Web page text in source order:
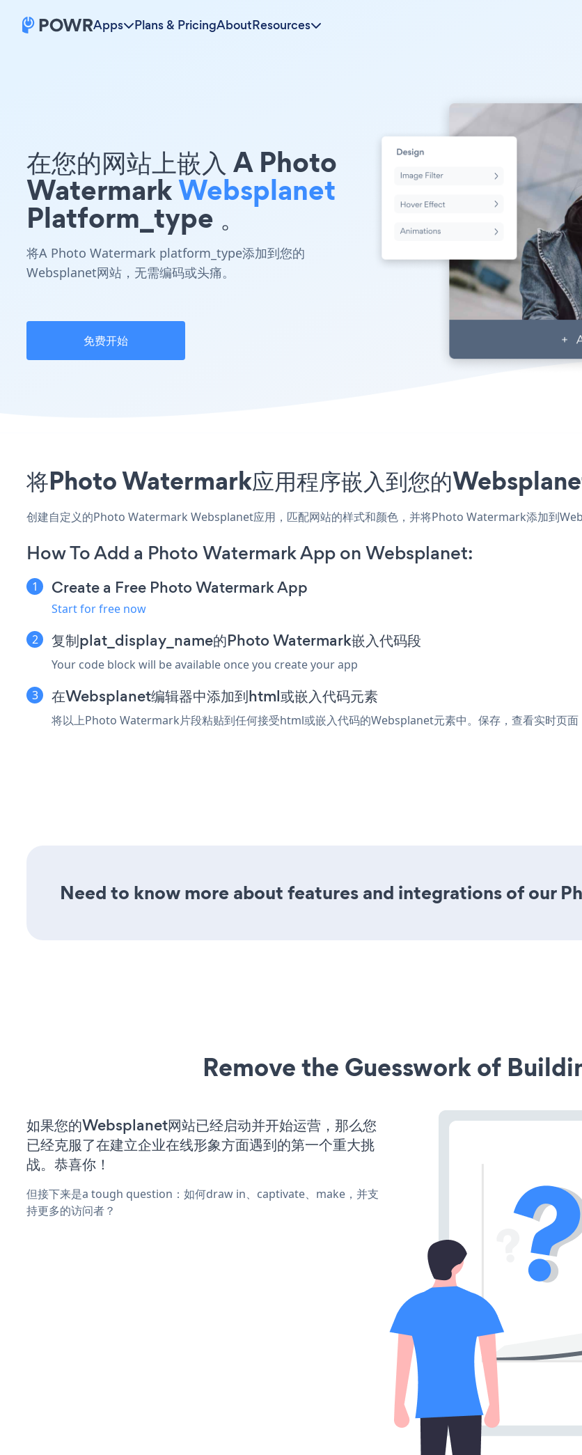
Apps Plans & PricingAboutResources
在您的网站上嵌入 A Photo
WatermarkWebsplanet
Platform_type 。
将A Photo Watermark platform_type添加到您的
Websplanet网站，无需编码或头痛。
免费开始
将Photo Watermark应用程序嵌入到您的
创建自定义的Photo Watermark Websplanet应用，匹配网站的样式和颜色，并将Photo Watermark添加到
How To Add a Photo Watermark App on Websplanet:
Create a Free Photo Watermark App
Start for free now
复制plat_display_name的Photo Watermark嵌入代码段
Your code block will be available once you create your app
在Websplanet编辑器中添加到html或嵌入代码元素
将以上Photo Watermark片段粘贴到任何接受html或嵌入代码的Websplanet元素中。保存，查看实时页
Need to know more about features and integrations of our
Remove the Guesswork of
如果您的Websplanet网站已经启动并开始运营，那么您
已经克服了在建立企业在线形象方面遇到的第一个重大挑
战。恭喜你！
但接下来是a tough question：如何draw in、captivate、make，并支
持更多的访问者？